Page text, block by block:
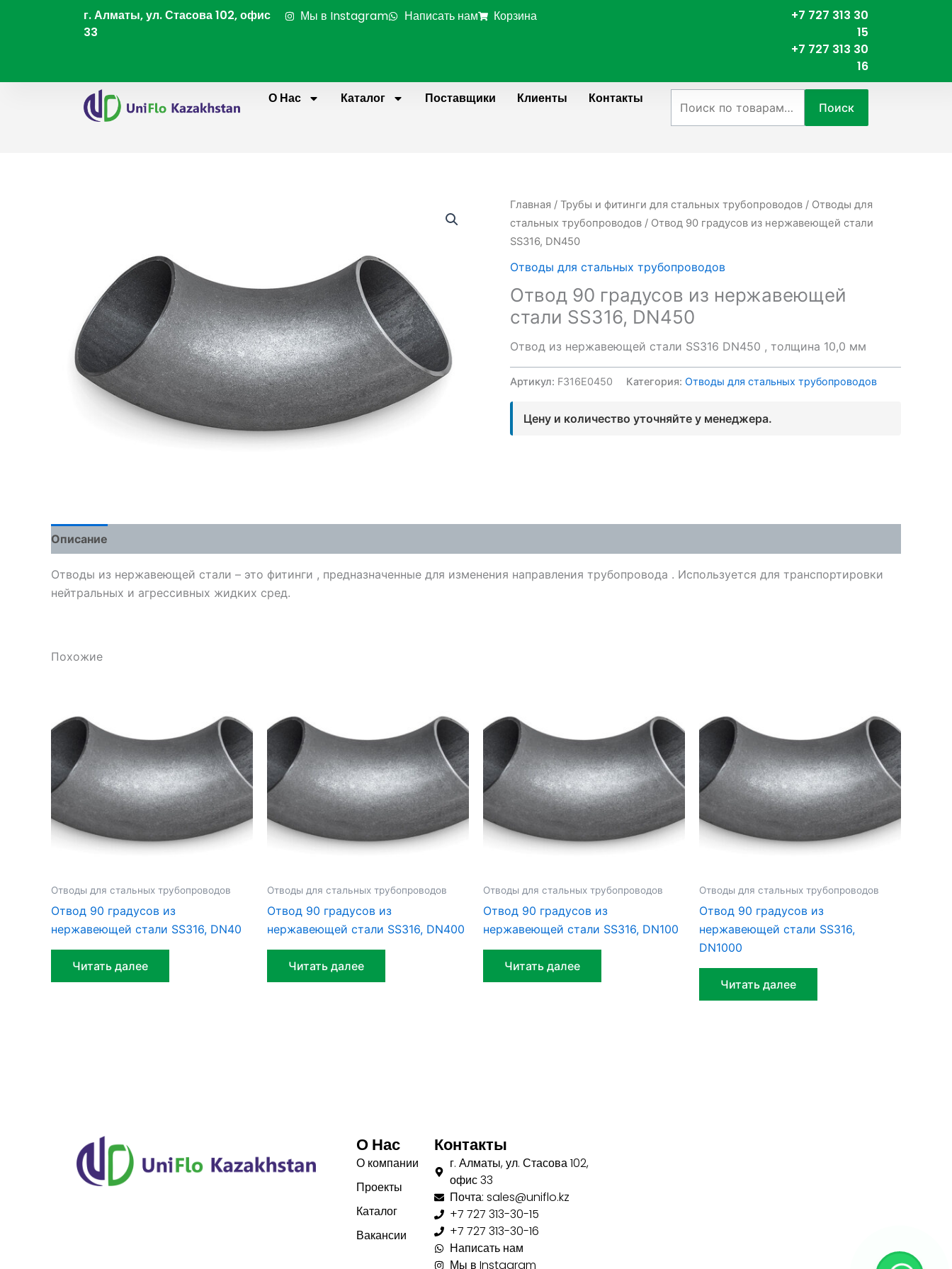
г. Алматы, ул. Стасова 102, офис
33
Мы в Instagram Написать нам Корзина
+7 727 313 30
15
+7 727 313 30
16
О Нас
Каталог Поставщики Клиенты Контакты
Поиск
Главная / Трубы и фитинги для стальных трубопроводов / Отводы для
стальных трубопроводов / Отвод 90 градусов из нержавеющей стали
SS316, DN450
Отводы для стальных трубопроводов
Отвод 90 градусов из нержавеющей
стали SS316, DN450
Отвод из нержавеющей стали SS316 DN450 , толщина 10,0 мм
Артикул: F316E0450 Категория: Отводы для стальных трубопроводов
Цену и количество уточняйте у менеджера.
Описание
Отводы из нержавеющей стали – это фитинги , предназначенные для изменения направления трубопровода . Используется для транспортировки
нейтральных и агрессивных жидких сред.
Похожие
Отводы для стальных трубопроводов
Отвод 90 градусов из
нержавеющей стали SS316, DN40
Читать далее
Отводы для стальных трубопроводов
Отвод 90 градусов из
нержавеющей стали SS316, DN400
Читать далее
Отводы для стальных трубопроводов
Отвод 90 градусов из
нержавеющей стали SS316, DN100
Читать далее
Отводы для стальных трубопроводов
Отвод 90 градусов из
нержавеющей стали SS316,
DN1000
Читать далее
О Нас
О компании
Проекты
Каталог
Вакансии
Контакты
г. Алматы, ул. Стасова 102,
офис 33
Почта: sales@uniflo.kz
+7 727 313-30-15
+7 727 313-30-16
Написать нам
Мы в Instagram